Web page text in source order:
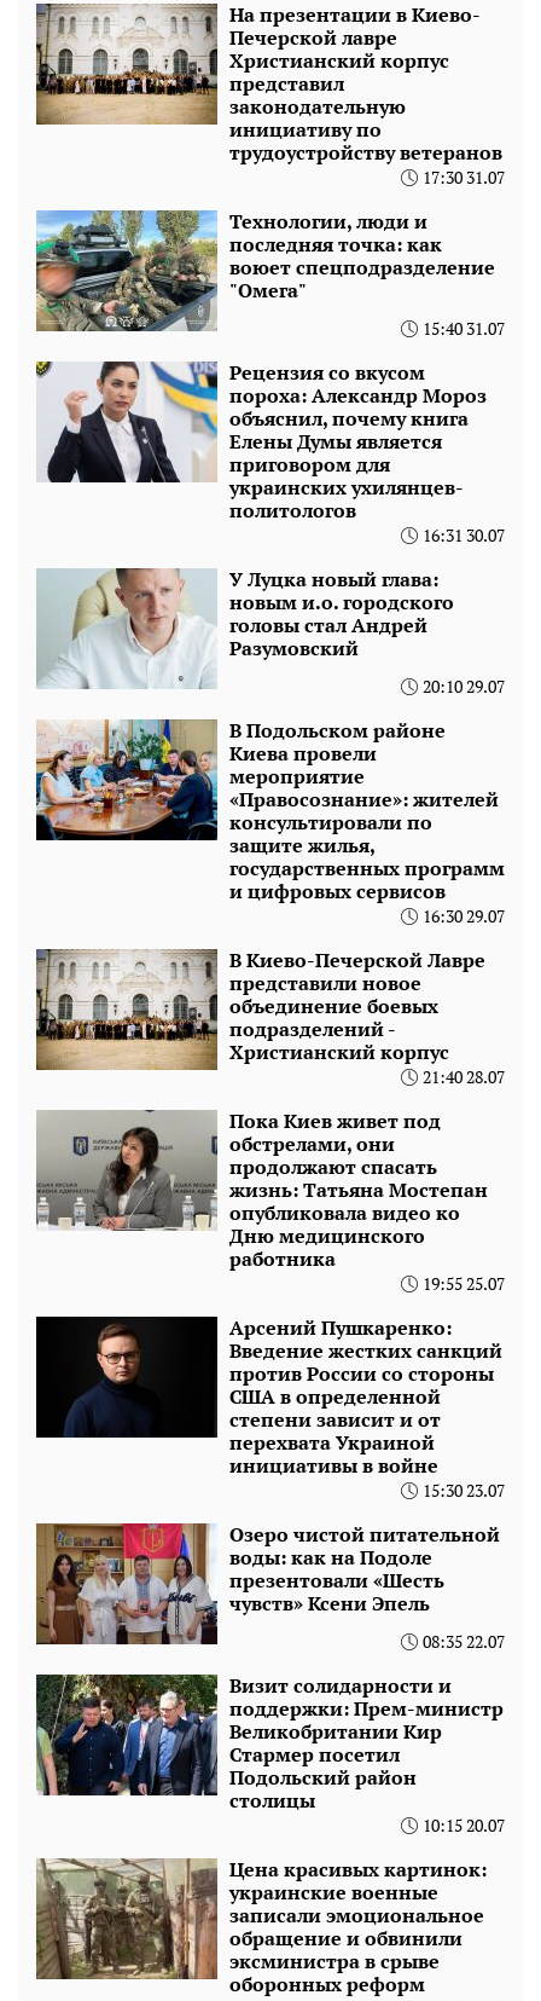
На презентации в Киево-
Печерской лавре
Христианский корпус
представил
законодательную
инициативу по
трудоустройству ветеранов
17:30 31.07
Технологии, люди и
последняя точка: как
воюет спецподразделение
"Омега"
15:40 31.07
Рецензия со вкусом
пороха: Александр Мороз
объяснил, почему книга
Елены Думы является
приговором для
украинских ухилянцев-
политологов
16:31 30.07
У Луцка новый глава:
новым и.о. городского
головы стал Андрей
Разумовский
20:10 29.07
В Подольском районе
Киева провели
мероприятие
«Правосознание»: жителей
консультировали по
защите жилья,
государственных программ
и цифровых сервисов
16:30 29.07
В Киево-Печерской Лавре
представили новое
объединение боевых
подразделений -
Христианский корпус
21:40 28.07
Пока Киев живет под
обстрелами, они
продолжают спасать
жизнь: Татьяна Мостепан
опубликовала видео ко
Дню медицинского
работника
19:55 25.07
Арсений Пушкаренко:
Введение жестких санкций
против России со стороны
США в определенной
степени зависит и от
перехвата Украиной
инициативы в войне
15:30 23.07
Озеро чистой питательной
воды: как на Подоле
презентовали «Шесть
чувств» Ксени Эпель
08:35 22.07
Визит солидарности и
поддержки: Прем-министр
Великобритании Кир
Стармер посетил
Подольский район
столицы
10:15 20.07
Цена красивых картинок:
украинские военные
записали эмоциональное
обращение и обвинили
эксминистра в срыве
оборонных реформ